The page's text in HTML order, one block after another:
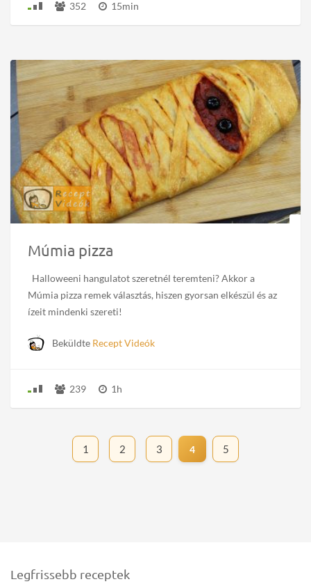
352 15min
Múmia pizza
Halloweeni hangulatot szeretnél teremteni? Akkor a
Múmia pizza remek választás, hiszen gyorsan elkészül és az
ízeit mindenki szereti!
Beküldte Recept Videók
239 1h
1 2 3 4 5
Legfrissebb receptek